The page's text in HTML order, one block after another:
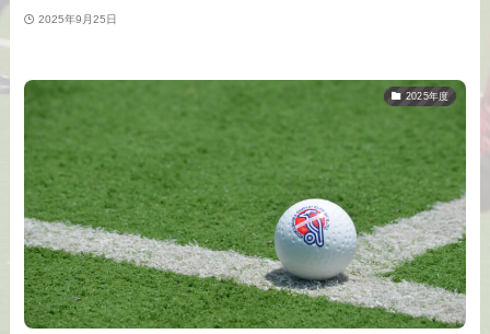
2025年9月25日
2025年度